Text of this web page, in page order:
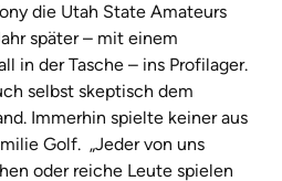
die Utah State Amateurs
später – mit einem
in der Tasche – ins Profilager.
selbst skeptisch dem
Immerhin spielte keiner aus
Golf. „Jeder von uns
oder reiche Leute spielen